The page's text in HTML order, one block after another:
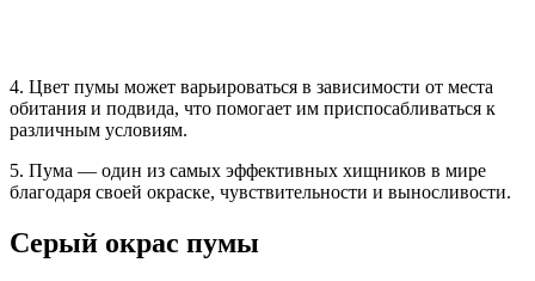
4. Цвет пумы может варьироваться в зависимости от места
обитания и подвида, что помогает им приспосабливаться к
различным условиям.
5. Пума — один из самых эффективных хищников в мире
благодаря своей окраске, чувствительности и выносливости.
Серый окрас пумы